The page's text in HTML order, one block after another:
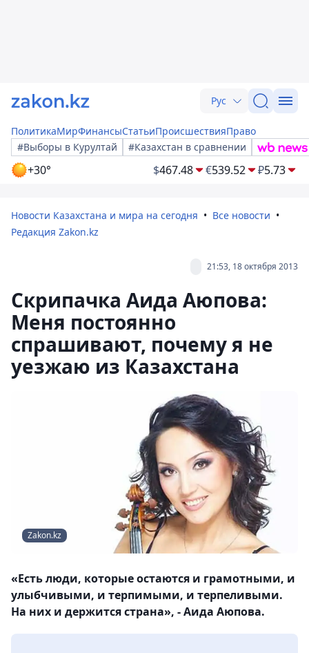
Рус
ПолитикаМирФинансыСтатьиПроисшествияПраво
#Выборы в Курултай
#Казахстан в сравнении
+30° $467.48 €539.52 ₽5.73
Новости Казахстана и мира на сегодня
Все новости
Редакция Zakon.kz
21:53, 18 октября 2013
Скрипачка Аида Аюпова:
Меня постоянно
спрашивают, почему я не
уезжаю из Казахстана
Zakon.kz
«Есть люди, которые остаются и грамотными, и
улыбчивыми, и терпимыми, и терпеливыми.
На них и держится страна», - Аида Аюпова.